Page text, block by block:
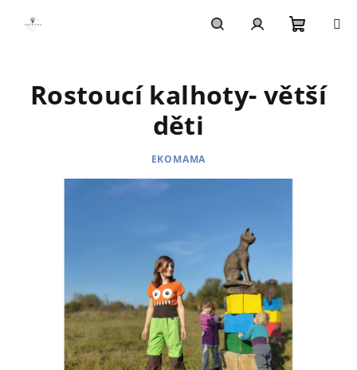
košík
Rostoucí kalhoty- větší
děti
EKOMAMA